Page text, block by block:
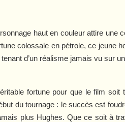
haut en couleur attire
colossale en pétrole, ce jeune
d’un réalisme jamais vu sur
fortune pour que le film
du tournage : le succès est
plus Hughes. Que ce soit à